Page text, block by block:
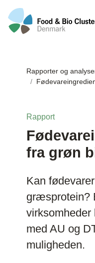
Rapporter og
Rapport
fra grøn
Kan
græsprotein?
virksomheder
med AU og
muligheden.